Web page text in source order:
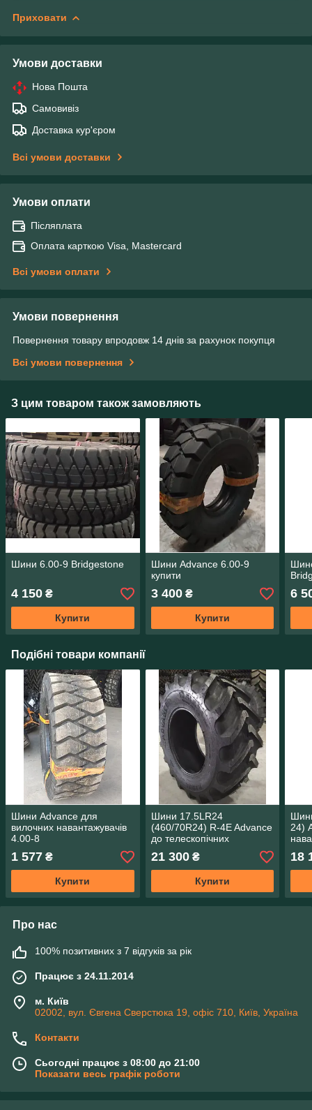
Приховати
Умови доставки
Нова Пошта
Самовивіз
Доставка кур'єром
Всі умови доставки
Умови оплати
Післяплата
Оплата карткою Visa, Mastercard
Всі умови оплати
Умови повернення
Повернення товару впродовж 14 днів за рахунок покупця
Всі умови повернення
З цим товаром також замовляють
Шини 6.00-9 Bridgestone
4 150 ₴
Купити
Шини Advance 6.00-9
купити
3 400₴
Купити
6
Подібні товари компанії
Шини Advance для
вилочних навантажувачів
4.00-8
1 577 ₴
Купити
Шини 17.5LR24
(460/70R24) R-4E Advance
до телескопічних
21 300₴
Купити
24)
18
Про нас
100% позитивних з 7 відгуків за рік
Працює з 24.11.2014
м. Київ
02002, вул. Євгена Сверстюка 19, офіс 710, Київ, Україна
Контакти
Сьогодні працює з 08:00 до 21:00
Показати весь графік роботи